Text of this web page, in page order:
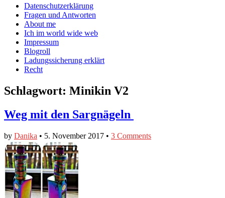
Facebook
anzeigen
Twitter
anzeigen
auf
Instagram
anzeigen
Main
menu
Skip
content
Datenschutzerklärung
Fragen und Antworten
About me
Ich im world wide web
Impressum
Blogroll
Ladungssicherung erklärt
Recht
Schlagwort: Minikin V2
Weg mit den Sargnägeln
by Danika • 5. November 2017 • 3 Comments